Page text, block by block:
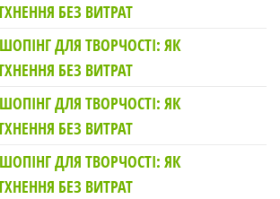
БЕЗ ВИТРАТ
ДЛЯ ТВОРЧОСТІ: ЯК
БЕЗ ВИТРАТ
ДЛЯ ТВОРЧОСТІ: ЯК
БЕЗ ВИТРАТ
ДЛЯ ТВОРЧОСТІ: ЯК
БЕЗ ВИТРАТ